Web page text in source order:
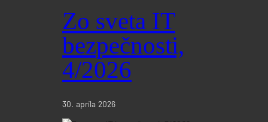
Zo sveta IT
bezpečnosti,
4/2026
30. apríla 2026